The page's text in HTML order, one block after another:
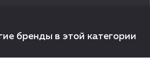
бренды в этой категории